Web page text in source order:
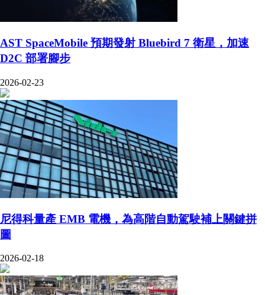
AST SpaceMobile 預期發射 Bluebird 7 衛星，加速
D2C 部署腳步
2026-02-23
尼得科量產 EMB 電機，為高階自動駕駛補上關鍵拼
圖
2026-02-18